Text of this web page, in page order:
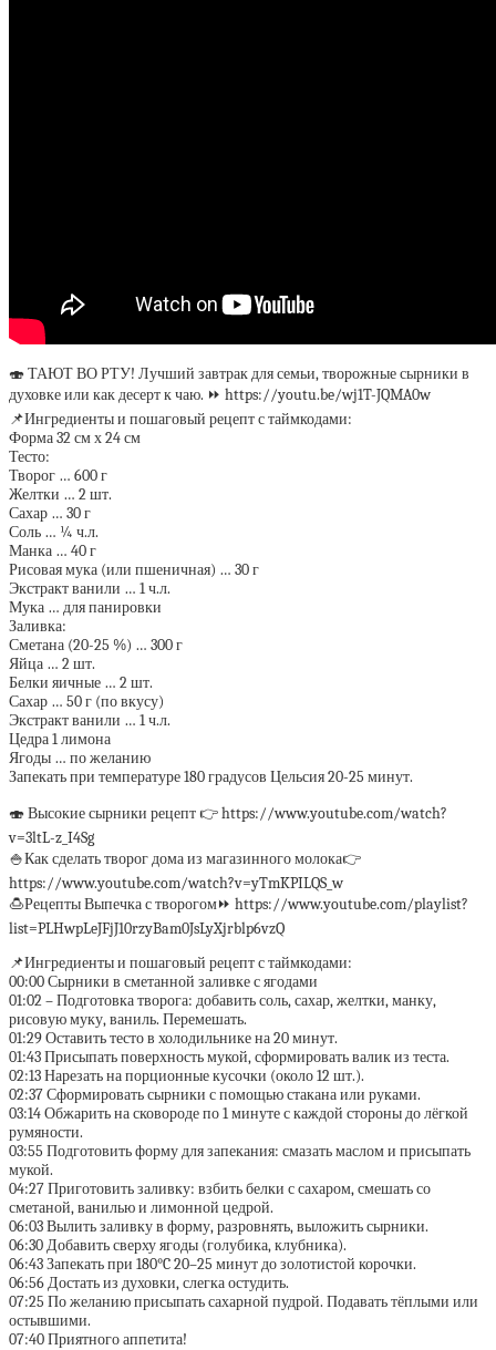
🍣 ТАЮТ ВО РТУ! Лучший завтрак для семьи, творожные сырники в
духовке или как десерт к чаю. ⏩ https://youtu.be/wj1T-JQMA0w
📌Ингредиенты и пошаговый рецепт с таймкодами:
Форма 32 см х 24 см
Тесто:
Творог … 600 г
Желтки … 2 шт.
Сахар … 30 г
Соль … ¼ ч.л.
Манка … 40 г
Рисовая мука (или пшеничная) … 30 г
Экстракт ванили … 1 ч.л.
Мука … для панировки
Заливка:
Сметана (20-25 %) … 300 г
Яйца … 2 шт.
Белки яичные … 2 шт.
Сахар … 50 г (по вкусу)
Экстракт ванили … 1 ч.л.
Цедра 1 лимона
Ягоды … по желанию
Запекать при температуре 180 градусов Цельсия 20-25 минут.
🍣 Высокие сырники рецепт 👉 https://www.youtube.com/watch?
v=3ltL-z_I4Sg
🍚Как сделать творог дома из магазинного молока👉
https://www.youtube.com/watch?v=yTmKPILQS_w
🍮Рецепты Выпечка с творогом⏩ https://www.youtube.com/playlist?
list=PLHwpLeJFjJ10rzyBam0JsLyXjrblp6vzQ
📌Ингредиенты и пошаговый рецепт с таймкодами:
00:00 Сырники в сметанной заливке с ягодами
01:02 – Подготовка творога: добавить соль, сахар, желтки, манку,
рисовую муку, ваниль. Перемешать.
01:29 Оставить тесто в холодильнике на 20 минут.
01:43 Присыпать поверхность мукой, сформировать валик из теста.
02:13 Нарезать на порционные кусочки (около 12 шт.).
02:37 Сформировать сырники с помощью стакана или руками.
03:14 Обжарить на сковороде по 1 минуте с каждой стороны до лёгкой
румяности.
03:55 Подготовить форму для запекания: смазать маслом и присыпать
мукой.
04:27 Приготовить заливку: взбить белки с сахаром, смешать со
сметаной, ванилью и лимонной цедрой.
06:03 Вылить заливку в форму, разровнять, выложить сырники.
06:30 Добавить сверху ягоды (голубика, клубника).
06:43 Запекать при 180°C 20–25 минут до золотистой корочки.
06:56 Достать из духовки, слегка остудить.
07:25 По желанию присыпать сахарной пудрой. Подавать тёплыми или
остывшими.
07:40 Приятного аппетита!